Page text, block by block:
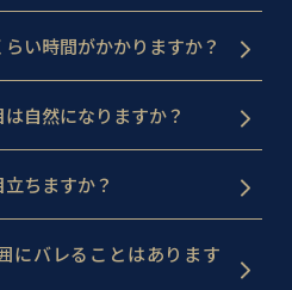
い時間がかかりますか？
自然になりますか？
ちますか？
にバレることはあります